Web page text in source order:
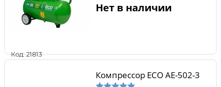
Код: 21813
Нет в наличии
Компрессор ECO AE-502-3